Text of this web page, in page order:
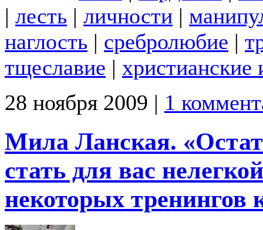
| лесть | личности |
наглость | сребролюбие |
тщеславие | христианские
28 ноября 2009 | 1
Мила Ланская.
стать для вас
некоторых тренингов